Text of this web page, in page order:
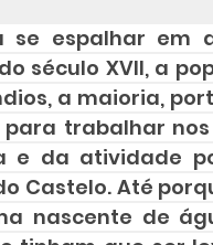
espalhar em
século XVII, a
a maioria,
trabalhar
e da atividade
Castelo. Até
nascente de